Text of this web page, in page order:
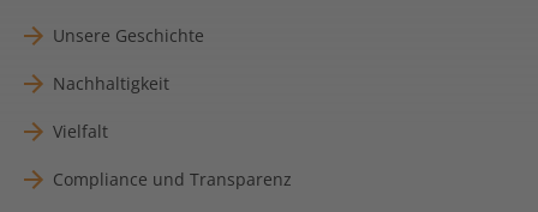
Unsere Geschichte
Nachhaltigkeit
Vielfalt
Compliance und Transparenz